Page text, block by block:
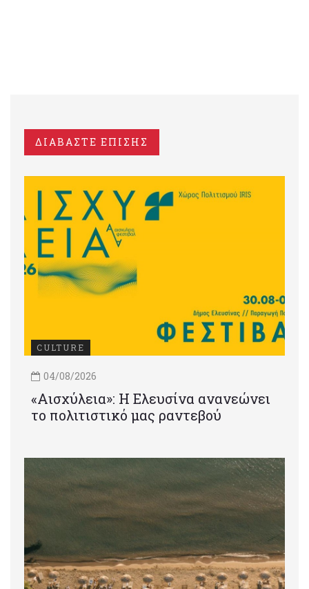
ΔΙΑΒΑΣΤΕ ΕΠΙΣΗΣ
CULTURE
04/08/2026
«Αισχύλεια»: Η Ελευσίνα ανανεώνει
το πολιτιστικό μας ραντεβού